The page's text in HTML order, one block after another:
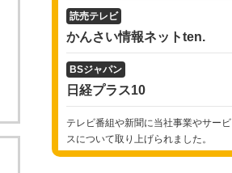
読売テレビ
かんさい情報ネットten.
BSジャパン
日経プラス10
テレビ番組や新聞に当社事業やサービ
スについて取り上げられました。